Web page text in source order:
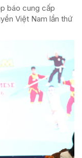
báo cung cấp
Việt Nam lần thứ